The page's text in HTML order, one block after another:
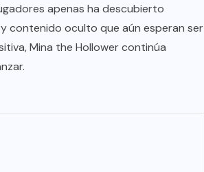
apenas ha descubierto
contenido oculto que aún esperan ser
Mina the Hollower continúa